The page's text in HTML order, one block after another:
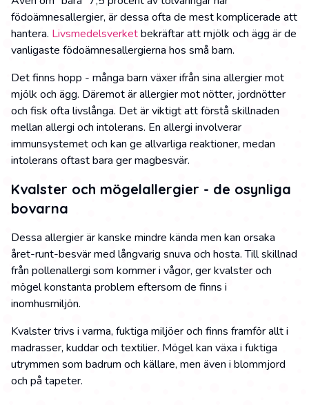
födoämnesallergier, är dessa ofta de mest komplicerade att
hantera. Livsmedelsverketbekräftar att mjölk och ägg är de
vanligaste födoämnesallergierna hos små barn.
Det finns hopp - många barn växer ifrån sina allergier mot
mjölk och ägg. Däremot är allergier mot nötter, jordnötter
och fisk ofta livslånga. Det är viktigt att förstå skillnaden
mellan allergi och intolerans. En allergi involverar
immunsystemet och kan ge allvarliga reaktioner, medan
intolerans oftast bara ger magbesvär.
Kvalster och mögelallergier - de osynliga
bovarna
Dessa allergier är kanske mindre kända men kan orsaka
året-runt-besvär med långvarig snuva och hosta. Till skillnad
från pollenallergi som kommer i vågor, ger kvalster och
mögel konstanta problem eftersom de finns i
inomhusmiljön.
Kvalster trivs i varma, fuktiga miljöer och finns framför allt i
madrasser, kuddar och textilier. Mögel kan växa i fuktiga
utrymmen som badrum och källare, men även i blommjord
och på tapeter.